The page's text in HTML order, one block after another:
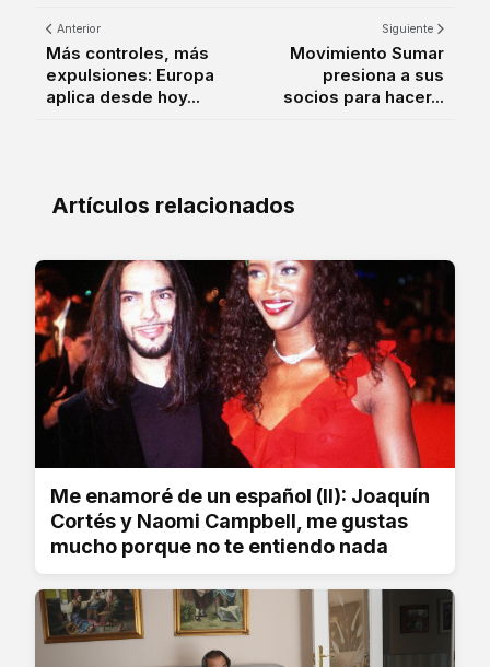
Anterior
Más controles, más
expulsiones: Europa
aplica desde hoy...
Siguiente
Movimiento Sumar
presiona a sus
socios para hacer...
Artículos relacionados
Me enamoré de un español (II): Joaquín
Cortés y Naomi Campbell, me gustas
mucho porque no te entiendo nada